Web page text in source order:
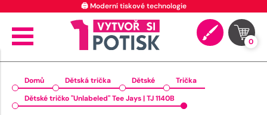
🖨️ Moderní tiskové technologie
0
Domů Dětská trička Dětské
Trička
Dětské tričko "Unlabeled" Tee Jays | TJ 1140B